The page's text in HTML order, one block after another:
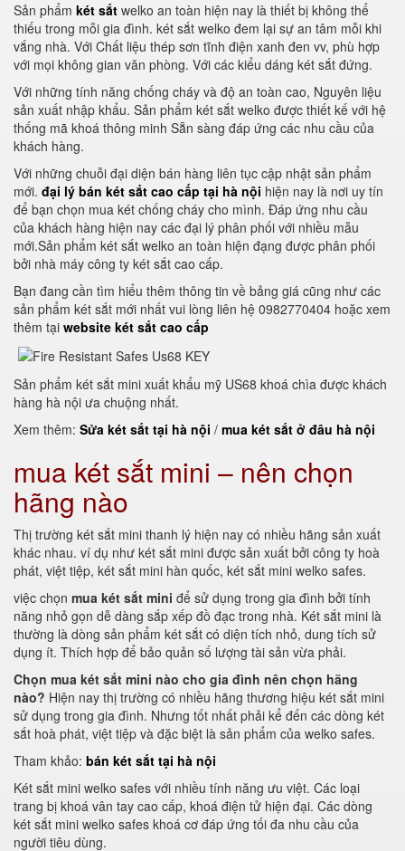
Sản phẩm két sắt welko an toàn hiện nay là thiết bị không thể
thiếu trong mỗi gia đình. két sắt welko đem lại sự an tâm mỗi khi
vắng nhà. Với Chất liệu thép sơn tĩnh điện xanh đen vv, phù hợp
với mọi không gian văn phòng. Với các kiểu dáng két sắt đứng.
Với những tính năng chống cháy và độ an toàn cao, Nguyên liệu
sản xuất nhập khẩu. Sản phẩm két sắt welko được thiết kế với hệ
thống mã khoá thông minh Sẵn sàng đáp ứng các nhu cầu của
khách hàng.
Với những chuỗi đại diện bán hàng liên tục cập nhật sản phẩm
mới. đại lý bán két sắt cao cấp tại hà nội hiện nay là nơi uy tín
để bạn chọn mua két chống cháy cho mình. Đáp ứng nhu cầu
của khách hàng hiện nay các đại lý phân phối với nhiều mẫu
mới.Sản phẩm két sắt welko an toàn hiện đạng được phân phối
bởi nhà máy công ty két sắt cao cấp.
Bạn đang cần tìm hiểu thêm thông tin về bảng giá cũng như các
sản phẩm két sắt mới nhất vui lòng liên hệ 0982770404 hoặc xem
thêm tại website két sắt cao cấp
Sản phẩm két sắt mini xuất khẩu mỹ US68 khoá chìa được khách
hàng hà nội ưa chuộng nhất.
Xem thêm: Sửa két sắt tại hà nội / mua két sắt ở đâu hà nội
mua két sắt mini – nên chọn
hãng nào
Thị trường két sắt mini thanh lý hiện nay có nhiều hãng sản xuất
khác nhau. ví dụ như két sắt mini được sản xuất bởi công ty hoà
phát, việt tiệp, két sắt mini hàn quốc, két sắt mini welko safes.
việc chọn mua két sắt mini để sử dụng trong gia đình bởi tính
năng nhỏ gọn dễ dàng sắp xếp đồ đạc trong nhà. Két sắt mini là
thường là dòng sản phẩm két sắt có diện tích nhỏ, dung tích sử
dụng ít. Thích hợp để bảo quản số lượng tài sản vừa phải.
Chọn mua két sắt mini nào cho gia đình nên chọn hãng
nào? Hiện nay thị trường có nhiều hãng thương hiệu két sắt mini
sử dụng trong gia đình. Nhưng tốt nhất phải kể đến các dòng két
sắt hoà phát, việt tiệp và đặc biệt là sản phẩm của welko safes.
Tham khảo: bán két sắt tại hà nội
Két sắt mini welko safes với nhiều tính năng ưu việt. Các loại
trang bị khoá vân tay cao cấp, khoá điện tử hiện đại. Các dòng
két sắt mini welko safes khoá cơ đáp ứng tối đa nhu cầu của
người tiêu dùng.